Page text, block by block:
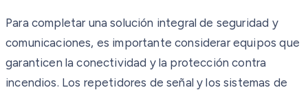
Para completar una solución integral de seguridad y
comunicaciones, es importante considerar equipos que
garanticen la conectividad y la protección contra
incendios. Los repetidores de señal y los sistemas de